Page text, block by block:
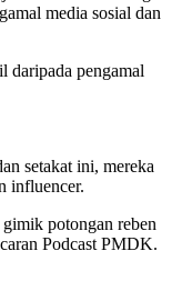
media sosial dan
daripada pengamal
setakat ini, mereka
influencer.
potongan reben
Podcast PMDK.